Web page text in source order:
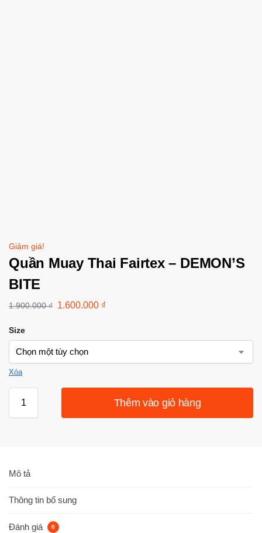
Giảm giá!
Quần Muay Thai Fairtex – DEMON’S
BITE
1.900.000₫ 1.600.000 ₫
Size
Xóa
Thêm vào giỏ hàng
Mô tả
Thông tin bổ sung
Đánh giá 0